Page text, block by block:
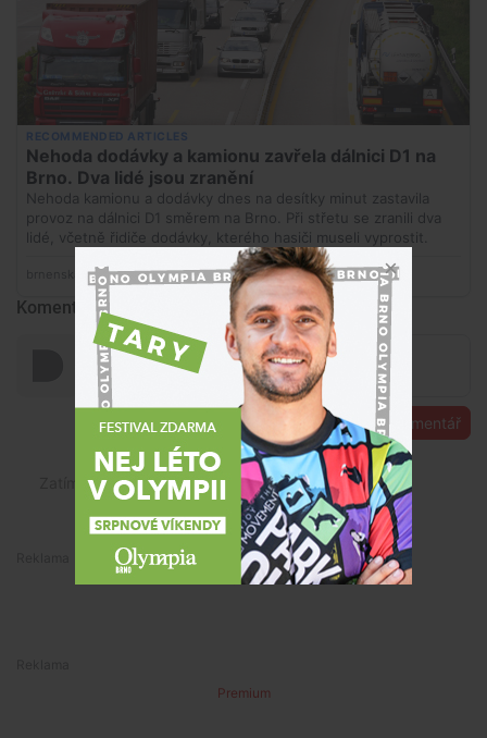
Komentáře
Přidat komentář
Zatím zde nejsou vloženy žádné komentáře.
Premium
Premium